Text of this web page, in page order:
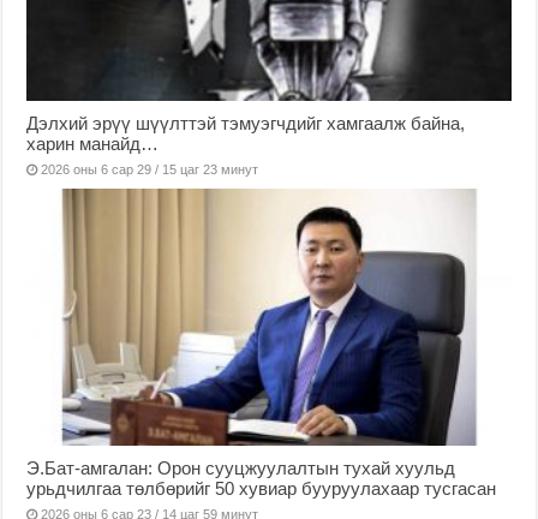
Дэлхий эрүү шүүлттэй тэмуэгчдийг хамгаалж байна,
харин манайд…
2026 оны 6 сар 29 / 15 цаг 23 минут
Э.Бат-амгалан: Орон сууцжуулалтын тухай хуульд
урьдчилгаа төлбөрийг 50 хувиар бууруулахаар тусгасан
2026 оны 6 сар 23 / 14 цаг 59 минут